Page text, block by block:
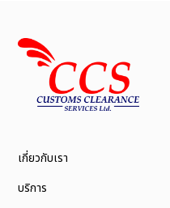
เกี่ยวกับเรา
บริการ